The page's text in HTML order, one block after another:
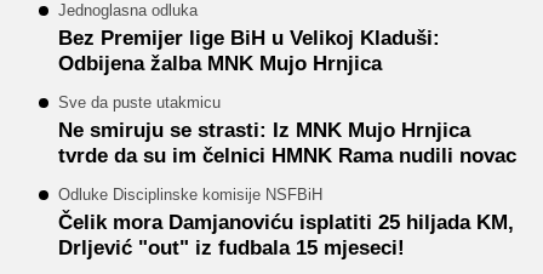
Jednoglasna odluka
Bez Premijer lige BiH u Velikoj Kladuši:
Odbijena žalba MNK Mujo Hrnjica
Sve da puste utakmicu
Ne smiruju se strasti: Iz MNK Mujo Hrnjica
tvrde da su im čelnici HMNK Rama nudili novac
Odluke Disciplinske komisije NSFBiH
Čelik mora Damjanoviću isplatiti 25 hiljada KM,
Drljević "out" iz fudbala 15 mjeseci!